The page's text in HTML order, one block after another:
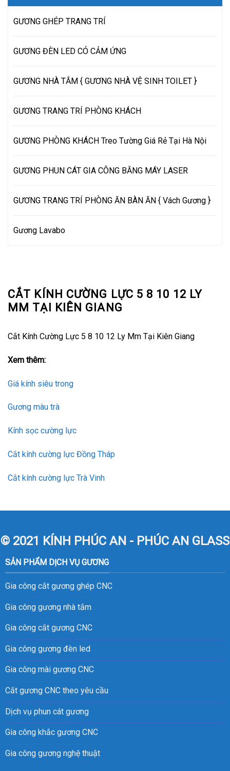
CẮT KÍNH CƯỜNG LỰC 5 8 10 12 LY
MM TẠI KIÊN GIANG
Cắt Kính Cường Lực 5 8 10 12 Ly Mm Tại Kiên Giang
Xem thêm:
Giá kính siêu trong
Gương màu trà
Kính sọc cường lực
Cắt kính cường lực Đồng Tháp
Cắt kính cường lực Trà Vinh
GƯƠNG GHÉP TRANG TRÍ
GƯƠNG ĐÈN LED CÓ CẢM ỨNG
GƯƠNG NHÀ TẮM { GƯƠNG NHÀ VỆ SINH TOILET }
GƯƠNG TRANG TRÍ PHÒNG KHÁCH
GƯƠNG PHÒNG KHÁCH Treo Tường Giá Rẻ Tại Hà Nội
GƯƠNG PHUN CÁT GIA CÔNG BẰNG MÁY LASER
GƯƠNG TRANG TRÍ PHÒNG ĂN BÀN ĂN { Vách Gương }
Gương Lavabo
© 2021 KÍNH PHÚC AN - PHÚC AN GLASS
SẢN PHẨM DỊCH VỤ GƯƠNG
Gia công cắt gương ghép CNC
Gia công gương nhà tắm
Gia công cắt gương CNC
Gia công gương đèn led
Gia công mài gương CNC
Cắt gương CNC theo yêu cầu
Dịch vụ phun cát gương
Gia công khắc gương CNC
Gia công gương nghệ thuật